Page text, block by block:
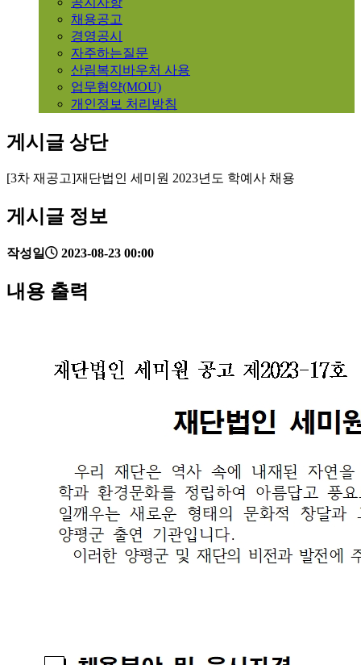
채용공고
경영공시
자주하는질문
산림복지바우처 사용
업무협약(MOU)
개인정보 처리방침
게시글 상단
[3차 재공고]재단법인 세미원 2023년도 학예사 채용
게시글 정보
작성일 2023-08-23 00:00
내용 출력